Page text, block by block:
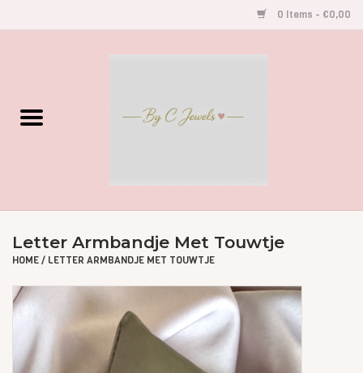
0 Items - €0,00
Gegraveerde Sieraden
Oorbellen
Kettingen
Accessoires
Kids
Letter Armbandje Met Touwtje
HOME/ LETTER ARMBANDJE MET TOUWTJE